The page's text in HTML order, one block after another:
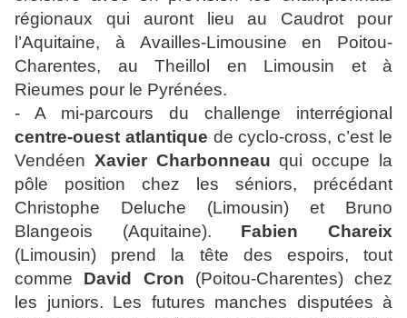
régionaux qui auront lieu au Caudrot pour
l’Aquitaine, à Availles-Limousine en Poitou-
Charentes, au Theillol en Limousin et à
Rieumes pour le Pyrénées.
- A mi-parcours du challenge interrégional
centre-ouest atlantique de cyclo-cross, c’est le
Vendéen Xavier Charbonneau qui occupe la
pôle position chez les séniors, précédant
Christophe Deluche (Limousin) et Bruno
Blangeois (Aquitaine). Fabien Chareix
(Limousin) prend la tête des espoirs, tout
comme David Cron (Poitou-Charentes) chez
les juniors. Les futures manches disputées à